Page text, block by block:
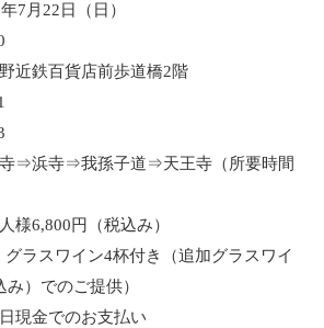
月22日（日）
近鉄百貨店前歩道橋2階
⇒浜寺⇒我孫子道⇒天王寺（所要時間
6,800円（税込み）
ラスワイン4杯付き（追加グラスワイ
）でのご提供）
現金でのお支払い